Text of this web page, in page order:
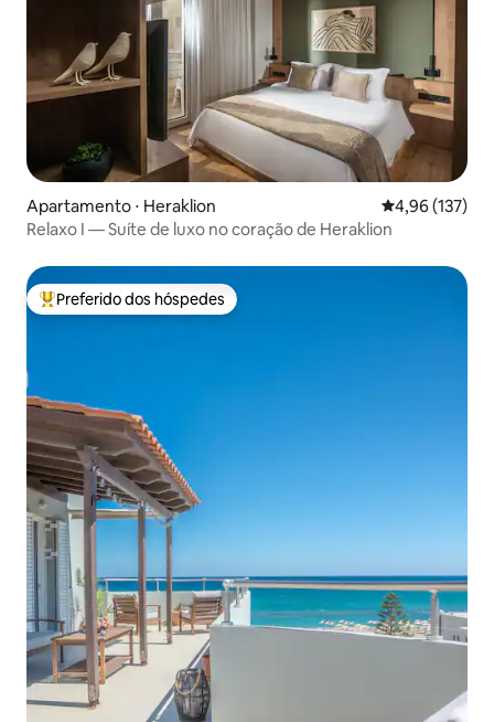
Apartamento ⋅ Heraklion 4,96 de uma
4,96 (137)
Relaxo I — Suíte de luxo no coração de Heraklion
Entre os melhores preferidos dos hóspedes
Preferido dos hóspedes